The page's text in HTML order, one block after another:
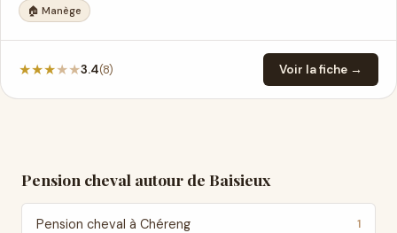
🏠 Manège
★★★★★3.4(8) Voir la fiche →
Pension cheval autour de Baisieux
Pension cheval à Chéreng 1